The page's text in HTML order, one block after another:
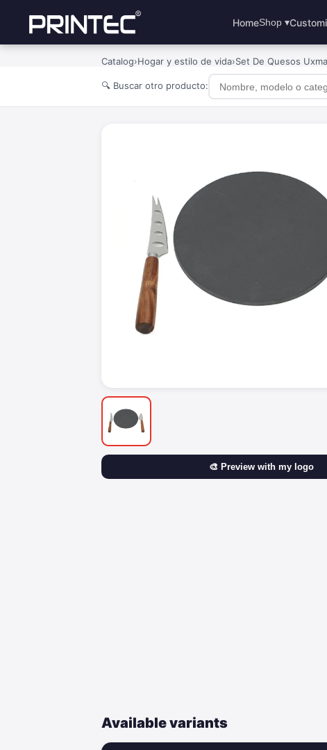
HomeShop ▾
Catalog›Hogar y estilo de vida›Set De Quesos
🔍 Buscar otro producto:
🎨 Preview with my logo
Available variants